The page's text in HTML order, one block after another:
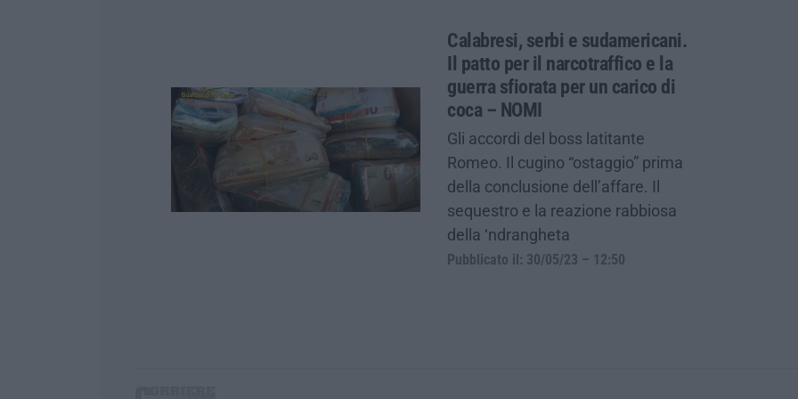
Calabresi, serbi e sudamericani.
Il patto per il narcotraffico e la
guerra sfiorata per un carico di
coca – NOMI
Gli accordi del boss latitante
Romeo. Il cugino “ostaggio” prima
della conclusione dell’affare. Il
sequestro e la reazione rabbiosa
della ‘ndrangheta
Pubblicato il: 30/05/23 – 12:50